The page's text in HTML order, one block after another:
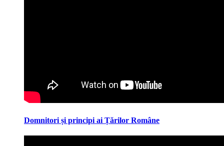
Domnitori și principi ai Țărilor Române